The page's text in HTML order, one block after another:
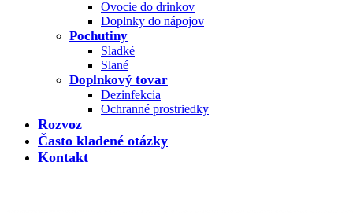
Ovocie do drinkov
Doplnky do nápojov
Pochutiny
Sladké
Slané
Doplnkový tovar
Dezinfekcia
Ochranné prostriedky
Rozvoz
Často kladené otázky
Kontakt